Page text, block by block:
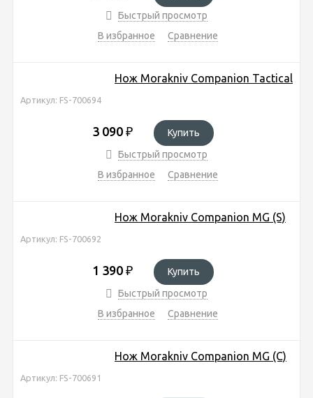
Быстрый просмотр
В избранное
Сравнение
Нож Morakniv Companion Tactical
Артикул: FS-700694
3 090 ₽
Купить
Быстрый просмотр
В избранное
Сравнение
Нож Morakniv Companion MG (S)
Артикул: FS-700692
1 390 ₽
Купить
Быстрый просмотр
В избранное
Сравнение
Нож Morakniv Companion MG (C)
Артикул: FS-700691